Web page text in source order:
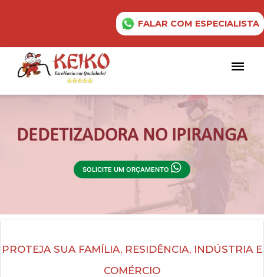
FALAR COM ESPECIALISTA
DEDETIZADORA NO IPIRANGA
SOLICITE UM ORÇAMENTO
PROTEJA SUA FAMÍLIA, RESIDÊNCIA, INDÚSTRIA E
COMÉRCIO